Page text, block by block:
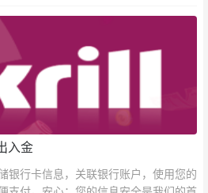
入金
银行卡信息，关联银行账户，使用您的